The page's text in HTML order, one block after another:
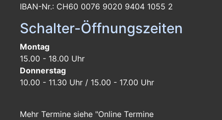
IBAN-Nr.: CH60 0076 9020 9404 1055 2
Schalter-Öffnungszeiten
Montag
15.00 - 18.00 Uhr
Donnerstag
10.00 - 11.30 Uhr / 15.00 - 17.00 Uhr
Mehr Termine siehe "Online Termine